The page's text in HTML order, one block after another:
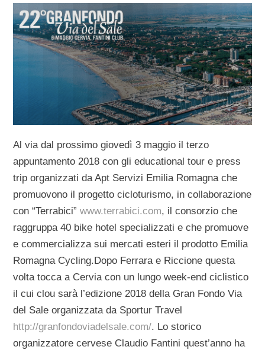
Al via dal prossimo giovedì 3 maggio il terzo
appuntamento 2018 con gli educational tour e press
trip organizzati da Apt Servizi Emilia Romagna che
promuovono il progetto cicloturismo, in collaborazione
con “Terrabici”www.terrabici.com, il consorzio che
raggruppa 40 bike hotel specializzati e che promuove
e commercializza sui mercati esteri il prodotto Emilia
Romagna Cycling.Dopo Ferrara e Riccione questa
volta tocca a Cervia con un lungo week-end ciclistico
il cui clou sarà l’edizione 2018 della Gran Fondo Via
del Sale organizzata da Sportur Travel
http://granfondoviadelsale.com/. Lo storico
organizzatore cervese Claudio Fantini quest’anno ha